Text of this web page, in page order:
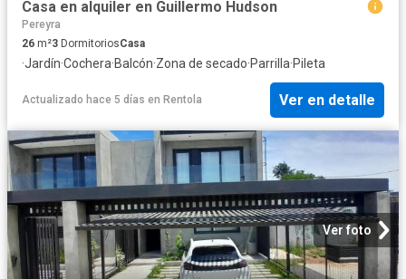
Casa en alquiler en Guillermo Hudson
Pereyra
26 m²3 DormitoriosCasa
·Jardín·Cochera·Balcón·Zona de secado·Parrilla·Pileta
Actualizado hace 5 días en Rentola Ver en detalle
Ver foto